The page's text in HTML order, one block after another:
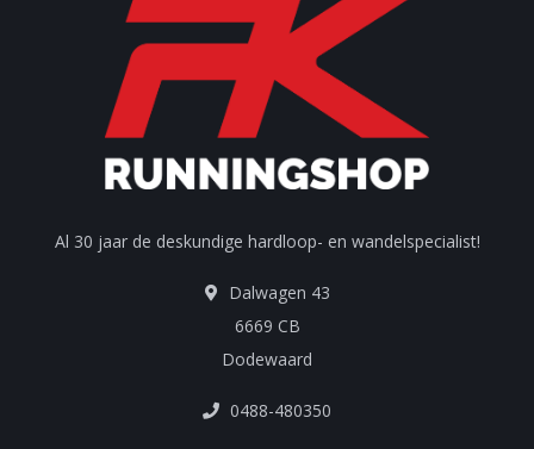
Al 30 jaar de deskundige hardloop- en wandelspecialist!
Dalwagen 43
6669 CB
Dodewaard
0488-480350